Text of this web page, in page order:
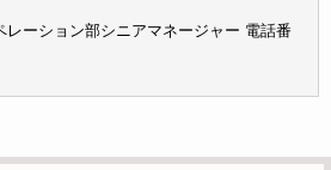
ーション部シニアマネージャー 電話番
提供するサービスに関する情報を電子メー